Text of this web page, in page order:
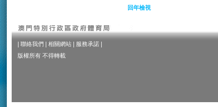
回年檢視
聯絡我們 相關網站 服務承諾
版權所有 不得轉載